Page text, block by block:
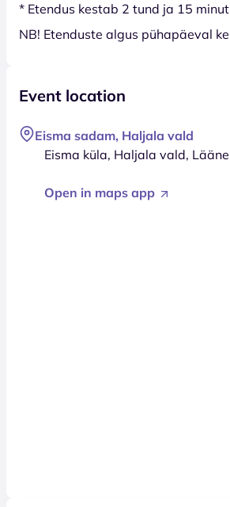
* Etendus kestab 2 tund ja 15
NB! Etenduste algus pühapäeval
Event location
Eisma sadam, Haljala vald
Eisma küla, Haljala vald,
Open in maps app